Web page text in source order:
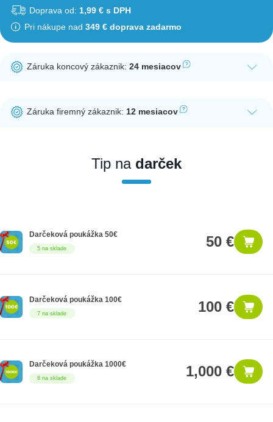
Doprava od: 1,99 € s DPH
Pri nákupe nad 349 € doprava zadarmo
Záruka koncový zákaznik:24 mesiacov
potrebná registrácia zákazníckeho účtu.
Záruka firemný zákaznik:12 mesiacov
nakupovať ako firemný zákazník, musíte sa pred nákupom
registrovať. Registrácia podlieha overeniu.
Tip nadarček
5 na sklade
Darčeková poukážka 50€ 50 €
7 na sklade
Darčeková poukážka 100€ 100 €
8 na sklade
Darčeková poukážka 1000€ 1,000 €